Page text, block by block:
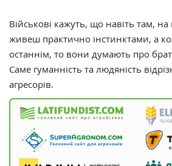
Військові кажуть, що навіть там,
живеш практично інстинктами, а
останнім, то вони думають про
Саме гуманність та людяність
агресорів.